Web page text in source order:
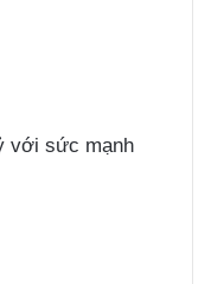
với sức mạnh